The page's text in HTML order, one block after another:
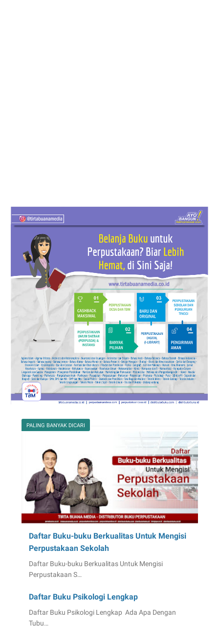
PALING BANYAK DICARI
Daftar Buku-buku Berkualitas Untuk Mengisi
Perpustakaan Sekolah
Daftar Buku-buku Berkualitas Untuk Mengisi
Perpustakaan S…
Daftar Buku Psikologi Lengkap
Daftar Buku Psikologi Lengkap Ada Apa Dengan
Tubu…